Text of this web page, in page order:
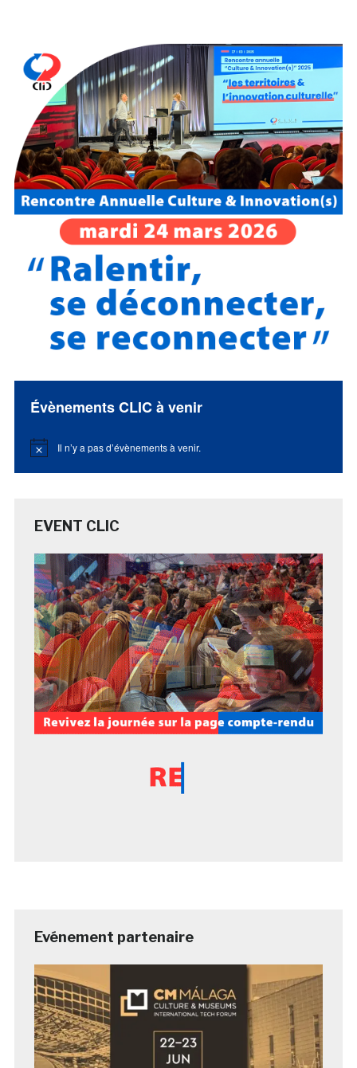
Évènements CLIC à venir
Notice Il n’y a pas d’évènements à venir.
EVENT CLIC
Evénement partenaire